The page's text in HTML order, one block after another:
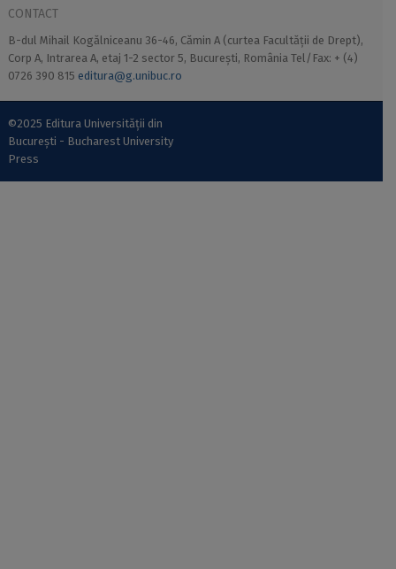
CONTACT
B-dul Mihail Kogălniceanu 36-46, Cămin A (curtea Facultății de Drept),
Corp A, Intrarea A, etaj 1-2 sector 5, București, România Tel/Fax: + (4)
0726 390 815 editura@g.unibuc.ro
©2025 Editura Universității din
București - Bucharest University
Press